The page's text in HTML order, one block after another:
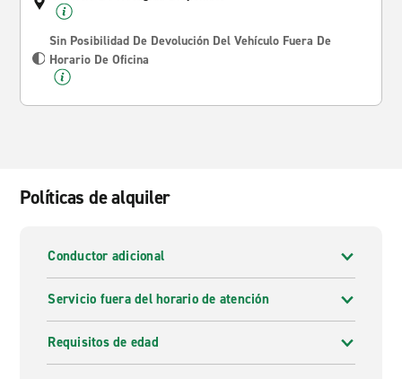
Sin Posibilidad De Devolución Del Vehículo Fuera De
Horario De Oficina
Políticas de alquiler
Conductor adicional
Servicio fuera del horario de atención
Requisitos de edad